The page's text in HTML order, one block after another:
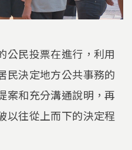
公民投票在進行，利用
民決定地方公共事務的
案和充分溝通說明，再
以往從上而下的決定程